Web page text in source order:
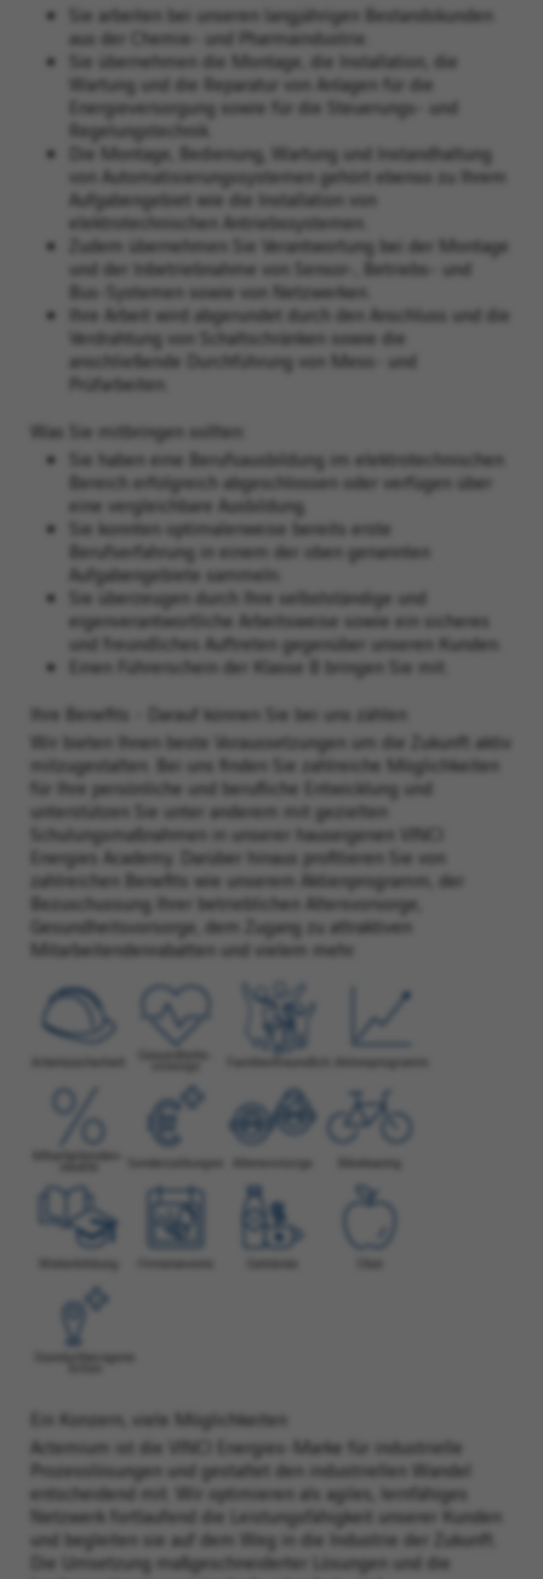
Sie arbeiten bei unseren langjährigen Bestandskunden
aus der Chemie- und Pharmaindustrie.
Sie übernehmen die Montage, die Installation, die
Wartung und die Reparatur von Anlagen für die
Energieversorgung sowie für die Steuerungs- und
Regelungstechnik.
Die Montage, Bedienung, Wartung und Instandhaltung
von Automatisierungssystemen gehört ebenso zu Ihrem
Aufgabengebiet wie die Installation von
elektrotechnischen Antriebssystemen.
Zudem übernehmen Sie Verantwortung bei der Montage
und der Inbetriebnahme von Sensor-, Betriebs- und
Bus-Systemen sowie von Netzwerken.
Ihre Arbeit wird abgerundet durch den Anschluss und die
Verdrahtung von Schaltschränken sowie die
anschließende Durchführung von Mess- und
Prüfarbeiten.
Was Sie mitbringen sollten:
Sie haben eine Berufsausbildung im elektrotechnischen
Bereich erfolgreich abgeschlossen oder verfügen über
eine vergleichbare Ausbildung.
Sie konnten optimalerweise bereits erste
Berufserfahrung in einem der oben genannten
Aufgabengebiete sammeln.
Sie überzeugen durch Ihre selbstständige und
eigenverantwortliche Arbeitsweise sowie ein sicheres
und freundliches Auftreten gegenüber unseren Kunden.
Einen Führerschein der Klasse B bringen Sie mit.
Ihre Benefits - Darauf können Sie bei uns zählen
Wir bieten Ihnen beste Voraussetzungen um die Zukunft aktiv
mitzugestalten. Bei uns finden Sie zahlreiche Möglichkeiten
für Ihre persönliche und berufliche Entwicklung und
unterstützen Sie unter anderem mit gezielten
Schulungsmaßnahmen in unserer hauseigenen VINCI
Energies Academy. Darüber hinaus profitieren Sie von
zahlreichen Benefits wie unserem Aktienprogramm, der
Bezuschussung Ihrer betrieblichen Altersvorsorge,
Gesundheitsvorsorge, dem Zugang zu attraktiven
Mitarbeitendenrabatten und vielem mehr.
Ein Konzern, viele Möglichkeiten
Actemium ist die VINCI Energies-Marke für industrielle
Prozesslösungen und gestaltet den industriellen Wandel
entscheidend mit. Wir optimieren als agiles, lernfähiges
Netzwerk fortlaufend die Leistungsfähigkeit unserer Kunden
und begleiten sie auf dem Weg in die Industrie der Zukunft.
Die Umsetzung maßgeschneiderter Lösungen und die